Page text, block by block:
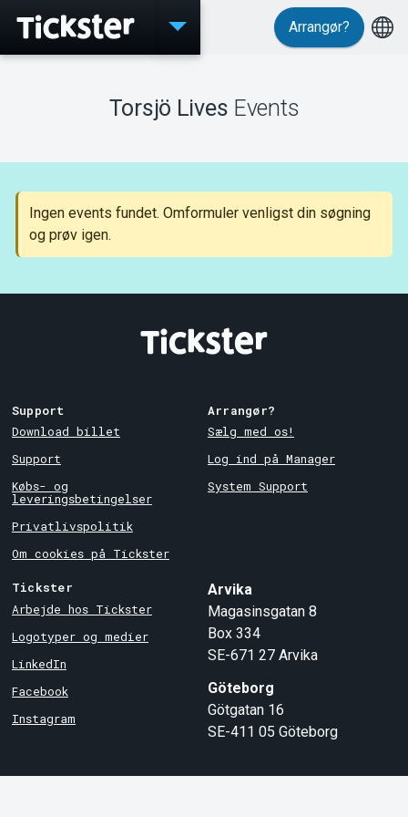
Events
Support
Om Tickster
Arrangør?
Torsjö Lives Events
Ingen events fundet. Omformuler venligst din søgning
og prøv igen.
Support
Download billet
Support
Købs- og
leveringsbetingelser
Privatlivspolitik
Om cookies på Tickster
Arrangør?
Sælg med os!
Log ind på Manager
System Support
Tickster
Arbejde hos Tickster
Logotyper og medier
LinkedIn
Facebook
Instagram
Arvika
Magasinsgatan 8
Box 334
SE-671 27 Arvika
Göteborg
Götgatan 16
SE-411 05 Göteborg